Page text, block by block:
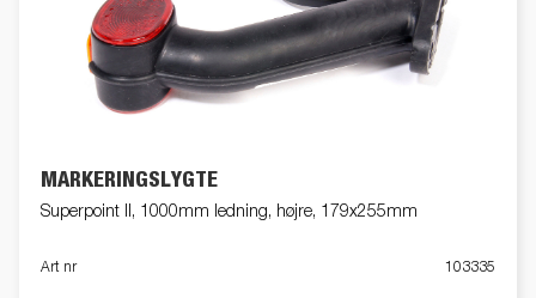
MARKERINGSLYGTE
Superpoint II, 1000mm ledning, højre, 179x255mm
Art nr 103335